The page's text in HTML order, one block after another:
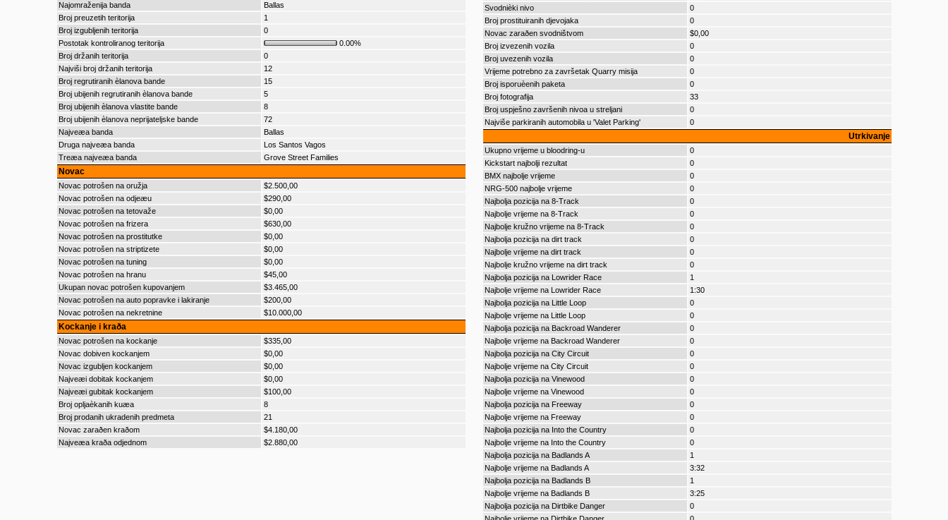
Najomraženija banda
Ballas
Broj preuzetih teritorija
1
Broj izgubljenih teritorija
0
Postotak kontroliranog teritorija
0.00%
Broj držanih teritorija
0
Najviši broj držanih teritorija
12
Broj regrutiranih èlanova bande
15
Broj ubijenih regrutiranih èlanova bande
5
Broj ubijenih èlanova vlastite bande
8
Broj ubijenih èlanova neprijateljske bande
72
Najveæa banda
Ballas
Druga najveæa banda
Los Santos Vagos
Treæa najveæa banda
Grove Street Families
Novac
Novac potrošen na oružja
$2.500,00
Novac potrošen na odjeæu
$290,00
Novac potrošen na tetovaže
$0,00
Novac potrošen na frizera
$630,00
Novac potrošen na prostitutke
$0,00
Novac potrošen na striptizete
$0,00
Novac potrošen na tuning
$0,00
Novac potrošen na hranu
$45,00
Ukupan novac potrošen kupovanjem
$3.465,00
Novac potrošen na auto popravke i lakiranje
$200,00
Novac potrošen na nekretnine
$10.000,00
Kockanje i kraða
Novac potrošen na kockanje
$335,00
Novac dobiven kockanjem
$0,00
Novac izgubljen kockanjem
$0,00
Najveæi dobitak kockanjem
$0,00
Najveæi gubitak kockanjem
$100,00
Broj opljaèkanih kuæa
8
Broj prodanih ukradenih predmeta
21
Novac zaraðen kraðom
$4.180,00
Najveæa kraða odjednom
$2.880,00
Svodnièki nivo
0
Broj prostituiranih djevojaka
0
Novac zaraðen svodništvom
$0,00
Broj izvezenih vozila
0
Broj uvezenih vozila
0
Vrijeme potrebno za završetak Quarry misija
0
Broj isporuèenih paketa
0
Broj fotografija
33
Broj uspješno završenih nivoa u streljani
0
Najviše parkiranih automobila u 'Valet Parking'
0
Utrkivanje
Ukupno vrijeme u bloodring-u
0
Kickstart najbolji rezultat
0
BMX najbolje vrijeme
0
NRG-500 najbolje vrijeme
0
Najbolja pozicija na 8-Track
0
Najbolje vrijeme na 8-Track
0
Najbolje kružno vrijeme na 8-Track
0
Najbolja pozicija na dirt track
0
Najbolje vrijeme na dirt track
0
Najbolje kružno vrijeme na dirt track
0
Najbolja pozicija na Lowrider Race
1
Najbolje vrijeme na Lowrider Race
1:30
Najbolja pozicija na Little Loop
0
Najbolje vrijeme na Little Loop
0
Najbolja pozicija na Backroad Wanderer
0
Najbolje vrijeme na Backroad Wanderer
0
Najbolja pozicija na City Circuit
0
Najbolje vrijeme na City Circuit
0
Najbolja pozicija na Vinewood
0
Najbolje vrijeme na Vinewood
0
Najbolja pozicija na Freeway
0
Najbolje vrijeme na Freeway
0
Najbolja pozicija na Into the Country
0
Najbolje vrijeme na Into the Country
0
Najbolja pozicija na Badlands A
1
Najbolje vrijeme na Badlands A
3:32
Najbolja pozicija na Badlands B
1
Najbolje vrijeme na Badlands B
3:25
Najbolja pozicija na Dirtbike Danger
0